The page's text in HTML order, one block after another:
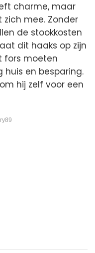
charme, maar
mee. Zonder
de stookkosten
dit haaks op zijn
fors moeten
huis en besparing.
hij zelf voor een